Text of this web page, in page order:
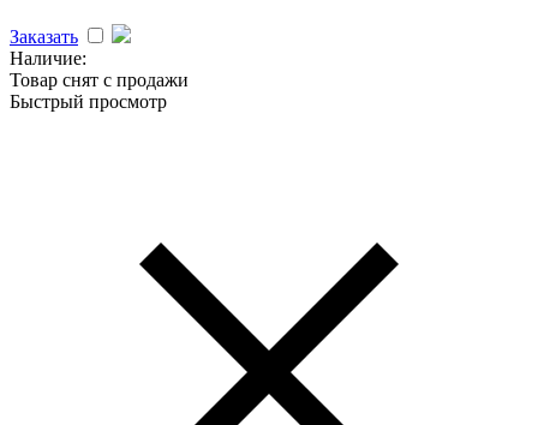
Заказать
Наличие:
Товар снят с продажи
Быстрый просмотр